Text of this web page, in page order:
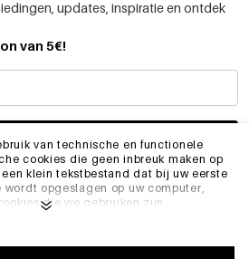
van technische en functionele
cookies die geen inbreuk maken op
klein tekstbestand dat bij uw eerste
opgeslagen op uw computer,
die we gebruiken zijn
uw voorkeursinstellingen onthoudt.
updates, inspiratie en ontdek
van 5€!
SCHRIJF ME IN